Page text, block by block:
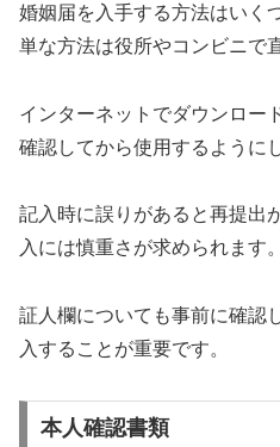
婚姻届を入手する方法はいく
単な方法は役所やコンビニで
インターネットでダウンロー
確認してから使用するように
記入時に誤りがあると再提出
入には慎重さが求められます。
証人欄についても事前に確認
入することが重要です。
本人確認書類